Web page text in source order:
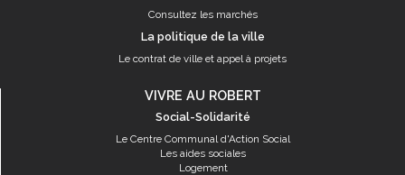
Consultez les marchés
La politique de la ville
Le contrat de ville et appel à projets
VIVRE AU ROBERT
Social-Solidarité
Le Centre Communal d'Action Social
Les aides sociales
Logement